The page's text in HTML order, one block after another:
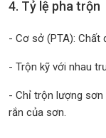
4. Tỷ lệ pha trộn
- Cơ sở (PTA): Chất
- Trộn kỹ với nhau
- Chỉ trộn lượng
rắn của sơn.